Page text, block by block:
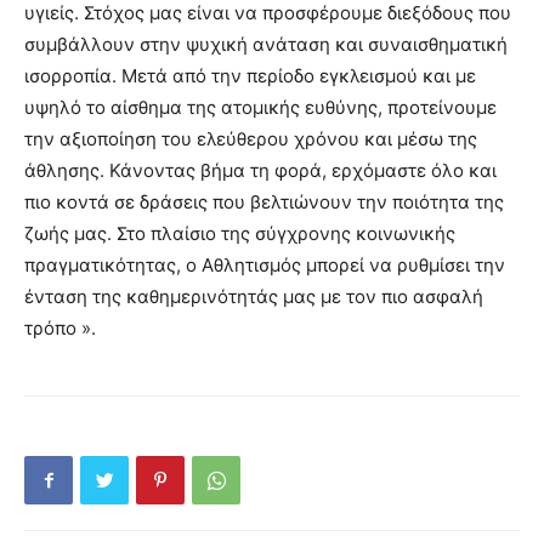
υγιείς. Στόχος μας είναι να προσφέρουμε διεξόδους που
συμβάλλουν στην ψυχική ανάταση και συναισθηματική
ισορροπία. Μετά από την περίοδο εγκλεισμού και με
υψηλό το αίσθημα της ατομικής ευθύνης, προτείνουμε
την αξιοποίηση του ελεύθερου χρόνου και μέσω της
άθλησης. Κάνοντας βήμα τη φορά, ερχόμαστε όλο και
πιο κοντά σε δράσεις που βελτιώνουν την ποιότητα της
ζωής μας. Στο πλαίσιο της σύγχρονης κοινωνικής
πραγματικότητας, ο Αθλητισμός μπορεί να ρυθμίσει την
ένταση της καθημερινότητάς μας με τον πιο ασφαλή
τρόπο ».